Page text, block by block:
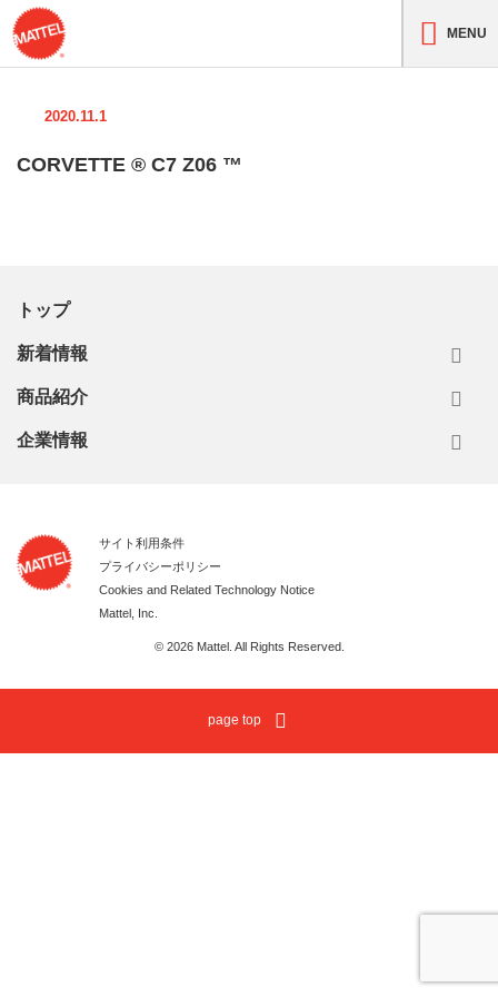
MENU
2020.11.1
CORVETTE ® C7 Z06 ™
トップ
新着情報
商品紹介
企業情報
サイト利用条件
プライバシーポリシー
Cookies and Related Technology Notice
Mattel, Inc.
© 2026 Mattel. All Rights Reserved.
page top